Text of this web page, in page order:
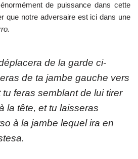
de puissance dans cette
que notre adversaire est ici dans une
de la garde ci-
de ta jambe gauche vers
feras semblant de lui tirer
la tête, et tu laisseras
à la jambe lequel ira en
.